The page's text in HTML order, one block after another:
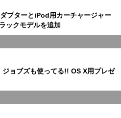
プターとiPod用カーチャージャー
ックモデルを追加
ジョブズも使ってる!! OS X用プレゼ